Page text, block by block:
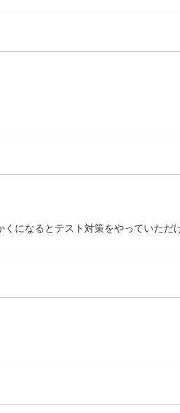
になるとテスト対策をやっていた